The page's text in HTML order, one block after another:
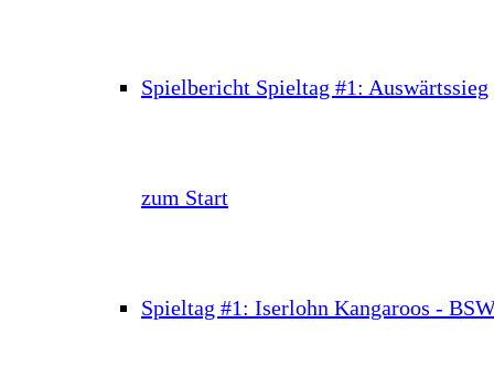
Spielbericht Spieltag #1: Auswärtssieg
zum Start
Spieltag #1: Iserlohn Kangaroos -